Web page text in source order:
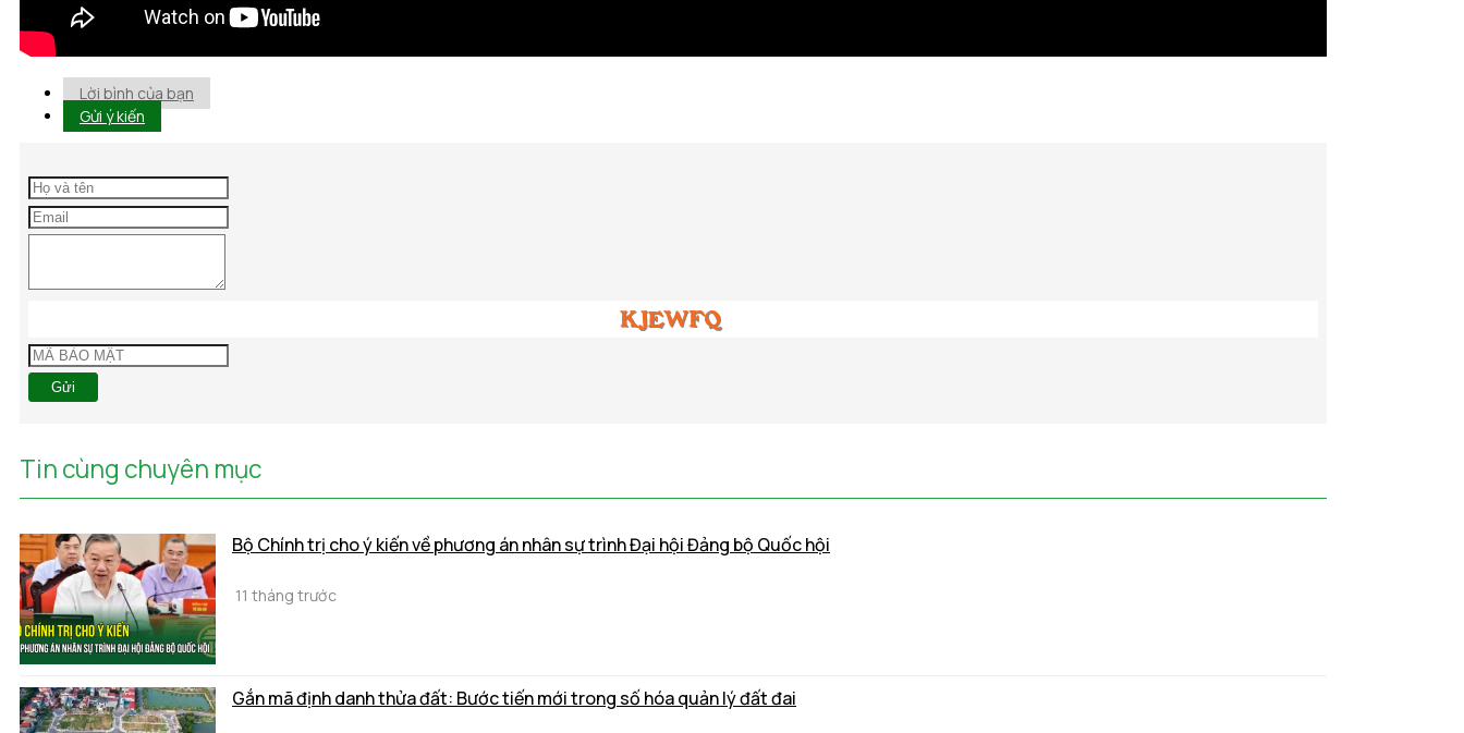
Lời bình của bạn
Gửi ý kiến
Gửi
Tin cùng chuyên mục
Bộ Chính trị cho ý kiến về phương án nhân sự trình Đại hội Đảng bộ Quốc hội
11 tháng trước
Gắn mã định danh thửa đất: Bước tiến mới trong số hóa quản lý đất đai